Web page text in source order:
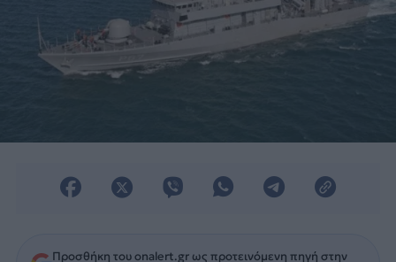
Προσθήκη του onalert.gr ως προτεινόμενη πηγή στην